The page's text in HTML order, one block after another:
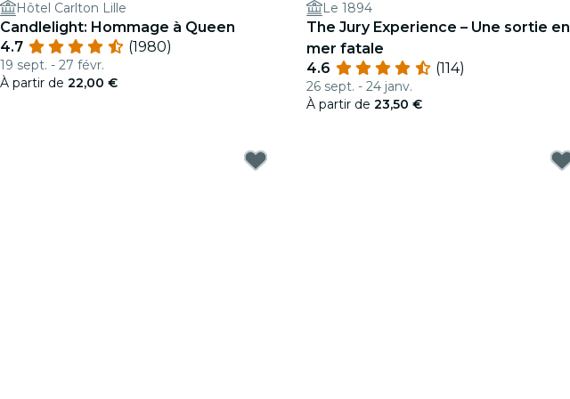
Hôtel Carlton Lille
Candlelight: Hommage à Queen
4.7
(1980)
19 sept. - 27 févr.
À partir de 22,00 €
Le 1894
The Jury Experience – Une sortie en
mer fatale
4.6
(114)
26 sept. - 24 janv.
À partir de 23,50 €